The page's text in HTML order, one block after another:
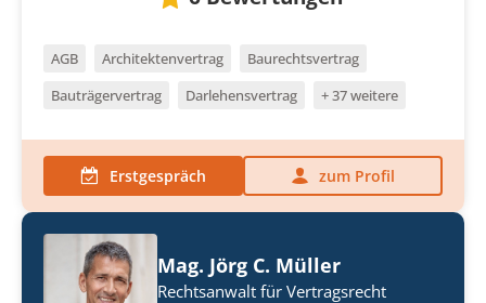
AGB Architektenvertrag
Baurechtsvertrag
Bauträgervertrag
Darlehensvertrag + 37 weitere
Erstgespräch zum Profil
Mag. Jörg C. Müller
Rechtsanwalt für Vertragsrecht